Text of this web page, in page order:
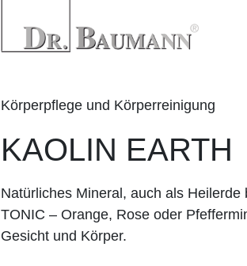
Körperpflege und Körperreinigung
KAOLIN EARTH
Natürliches Mineral, auch als
TONIC – Orange, Rose oder
Gesicht und Körper.